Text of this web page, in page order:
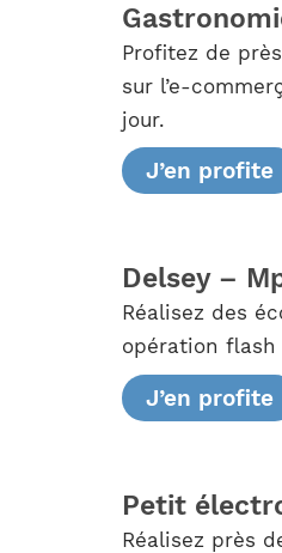
Profitez de
sur l’e-
jour.
J’en profite
Delsey –
Réalisez des
opération flash
J’en profite
Petit
Réalisez près